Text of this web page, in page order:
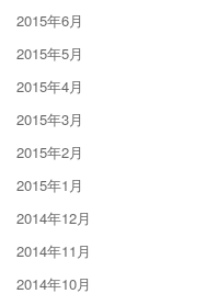
2015年6月
2015年5月
2015年4月
2015年3月
2015年2月
2015年1月
2014年12月
2014年11月
2014年10月